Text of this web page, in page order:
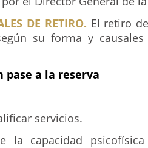
DE RETIRO. El retiro
su forma y
pase a la reserva
servicios.
la capacidad